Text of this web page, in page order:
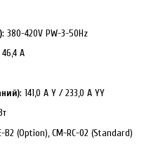
: 380-420V PW-3-50Hz
A
: 141,0 A Y / 233,0 A YY
B2 (Option), CM-RC-02 (Standard)